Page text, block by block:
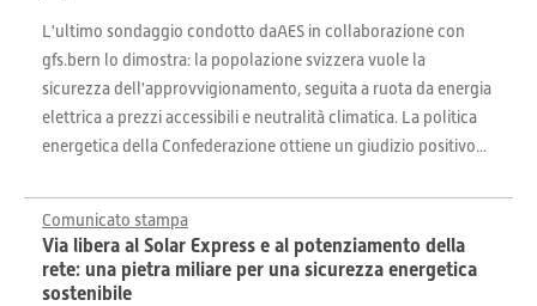
L'ultimo sondaggio condotto daAES in collaborazione con
gfs.bern lo dimostra: la popolazione svizzera vuole la
sicurezza dell'approvvigionamento, seguita a ruota da energia
elettrica a prezzi accessibili e neutralità climatica. La politica
energetica della Confederazione ottiene un giudizio positivo...
Comunicato stampa
Via libera al Solar Express e al potenziamento della
rete: una pietra miliare per una sicurezza energetica
sostenibile